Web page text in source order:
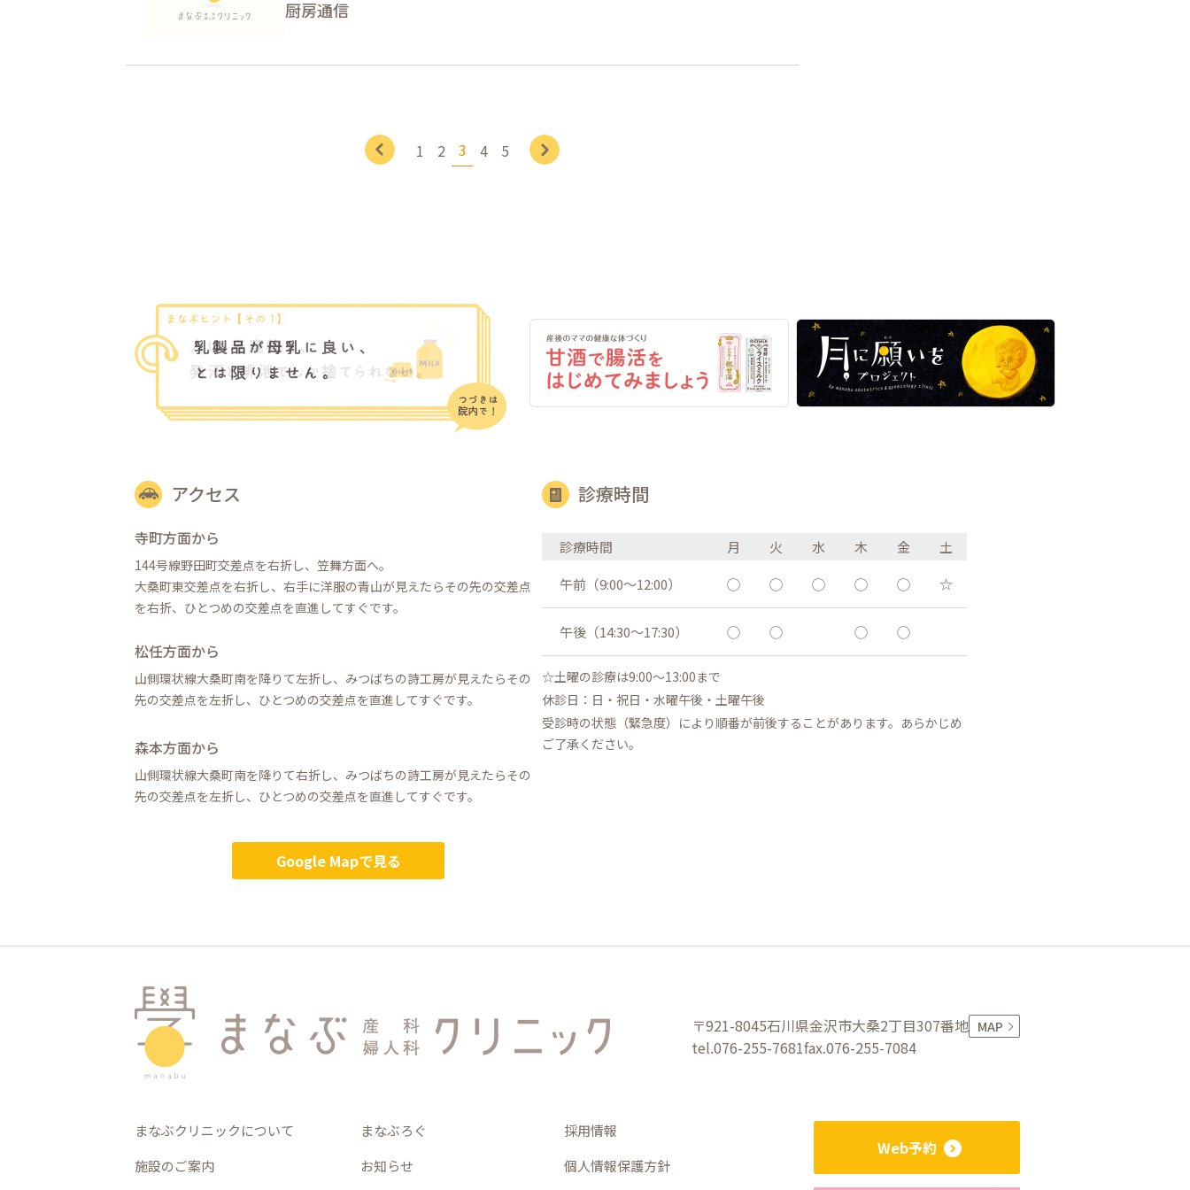
厨房通信
1 2 3 4 5
アクセス
寺町方面から
144号線野田町交差点を右折し、笠舞方面へ。
大桑町東交差点を右折し、右手に洋服の青山が見えたらその先の交差点
を右折、ひとつめの交差点を直進してすぐです。
松任方面から
山側環状線大桑町南を降りて左折し、みつばちの詩工房が見えたらその
先の交差点を左折し、ひとつめの交差点を直進してすぐです。
森本方面から
山側環状線大桑町南を降りて右折し、みつばちの詩工房が見えたらその
先の交差点を左折し、ひとつめの交差点を直進してすぐです。
Google Mapで見る
診療時間
診療時間 月 火 水 木 金
土
午前（9:00〜12:00）
◯ ◯ ◯ ◯ ◯ ☆
午後（14:30〜17:30） ◯ ◯ ◯ ◯
☆土曜の診療は9:00〜13:00まで
休診日：日・祝日・水曜午後・土曜午後
受診時の状態（緊急度）により順番が前後することがあります。あらかじめ
ご了承ください。
〒921-8045石川県金沢市大桑2丁目307番地 MAP
tel.076-255-7681fax.076-255-7084
Web予約
まなぶクリニックについて
施設のご案内
まなぶろぐ
お知らせ
採用情報
個人情報保護方針